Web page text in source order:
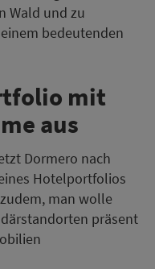
Wald und zu
bedeutenden
mit
aus
Dormero nach
Hotelportfolios
man wolle
präsent